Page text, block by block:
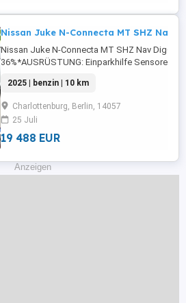
Nissan Juke N-Connecta MT SHZ Nav
Nissan Juke N-Connecta MT SHZ Nav DigC
36%*AUSRÜSTUNG: Einparkhilfe Sensoren
Lenkrad,Berganfahrassistent,DAB-
Scheinwerfer,Servolenkung,LED-
2025 | benzin | 10 km
Charlottenburg, Berlin, 14057
25 Juli
19 488 EUR
Anzeigen